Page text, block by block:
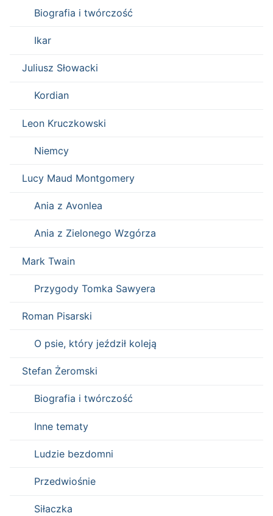
Biografia i twórczość
Ikar
Juliusz Słowacki
Kordian
Leon Kruczkowski
Niemcy
Lucy Maud Montgomery
Ania z Avonlea
Ania z Zielonego Wzgórza
Mark Twain
Przygody Tomka Sawyera
Roman Pisarski
O psie, który jeździł koleją
Stefan Żeromski
Biografia i twórczość
Inne tematy
Ludzie bezdomni
Przedwiośnie
Siłaczka